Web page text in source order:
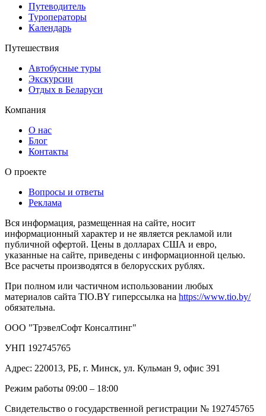
Путеводитель
Туроператоры
Календарь
Путешествия
Автобусные туры
Экскурсии
Отдых в Беларуси
Компания
О нас
Блог
Контакты
О проекте
Вопросы и ответы
Реклама
Вся информация, размещенная на сайте, носит
информационный характер и не является рекламой или
публичной офертой. Цены в долларах США и евро,
указанные на сайте, приведены с информационной целью.
Все расчеты производятся в белорусских рублях.
При полном или частичном использовании любых
материалов сайта TIO.BY гиперссылка на https://www.tio.by/
обязательна.
ООО "ТрэвелСофт Консалтинг"
УНП 192745765
Адрес: 220013, РБ, г. Минск, ул. Кульман 9, офис 391
Режим работы 09:00 – 18:00
Свидетельство о государственной регистрации № 192745765